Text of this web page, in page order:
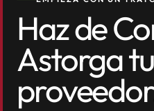
Haz de
Astorga